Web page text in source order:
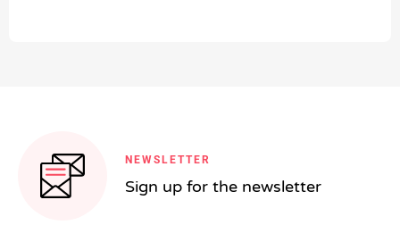
NEWSLETTER
Sign up for the newsletter